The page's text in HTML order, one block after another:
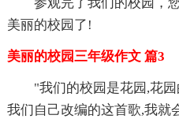
美丽的校园了!
美丽的校园三年级作文 篇3
"我们的校园是花园,花
我们自己改编的这首歌,我就